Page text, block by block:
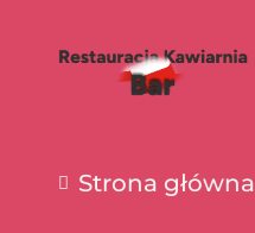
Strona główna